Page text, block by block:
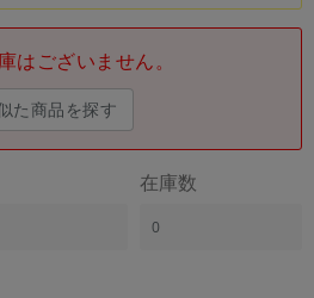
はございません。
た商品を探す
在庫数
0